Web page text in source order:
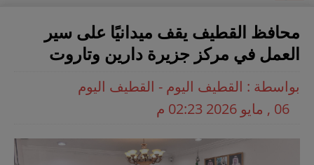
محافظ القطيف يقف ميدانيًا على سير
العمل في مركز جزيرة دارين وتاروت
بواسطة : القطيف اليوم - القطيف اليوم
06 , مايو 2026 02:23 م